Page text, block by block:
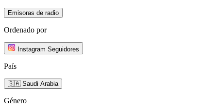
Emisoras de radio
Ordenado por
Instagram Seguidores
País
🇸🇦 Saudi Arabia
Género